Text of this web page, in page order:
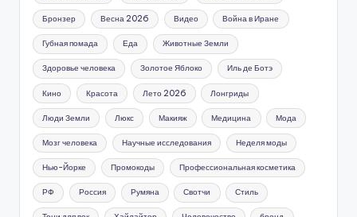
Бронзер Весна 2026 Видео Война в Иране
Губная помада Еда Животные Земли
Здоровье человека Золотое Яблоко Иль де Ботэ
Кино Красота Лето 2026 Лонгриды
Люди Земли Люкс Макияж Медицина Мода
Мозг человека Научные исследования Неделя моды
Нью-Йорке Промокоды Профессиональная косметика
РФ Россия Румяна Свотчи Стиль